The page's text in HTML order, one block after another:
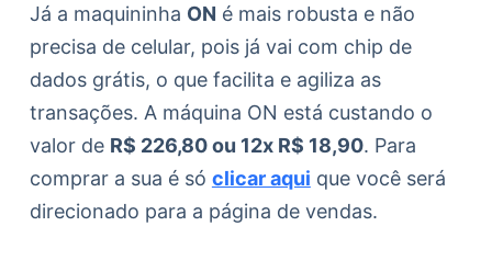
Já a maquininha ON é mais robusta e não
precisa de celular, pois já vai com chip de
dados grátis, o que facilita e agiliza as
transações. A máquina ON está custando o
valor de R$ 226,80 ou 12x R$ 18,90. Para
comprar a sua é só clicar aqui que você será
direcionado para a página de vendas.